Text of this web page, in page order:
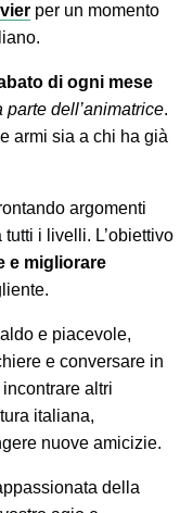
per un momento
di ogni mese
dell’animatrice.
armi sia a chi ha già
argomenti
i livelli. L’obiettivo
e migliorare
e piacevole,
e conversare in
altri
italiana,
nuove amicizie.
della